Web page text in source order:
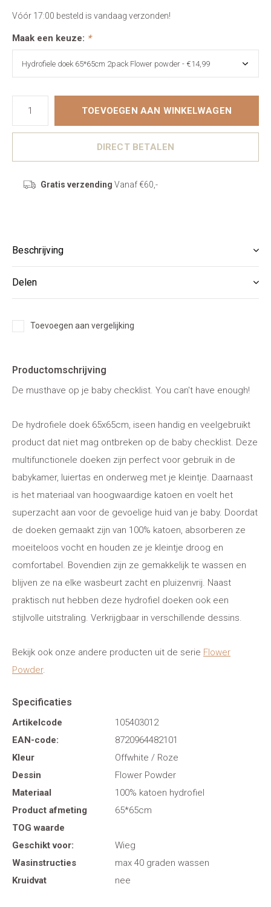
Vóór 17:00 besteld is vandaag verzonden!
Maak een keuze: *
TOEVOEGEN AAN WINKELWAGEN
DIRECT BETALEN
Gratis verzending Vanaf €60,-
Beschrijving
Delen
Toevoegen aan vergelijking
Productomschrijving
De musthave op je baby checklist. You can't have enough!
De hydrofiele doek 65x65cm, iseen handig en veelgebruikt
product dat niet mag ontbreken op de baby checklist. Deze
multifunctionele doeken zijn perfect voor gebruik in de
babykamer, luiertas en onderweg met je kleintje. Daarnaast
is het materiaal van hoogwaardige katoen en voelt het
superzacht aan voor de gevoelige huid van je baby. Doordat
de doeken gemaakt zijn van 100% katoen, absorberen ze
moeiteloos vocht en houden ze je kleintje droog en
comfortabel. Bovendien zijn ze gemakkelijk te wassen en
blijven ze na elke wasbeurt zacht en pluizenvrij. Naast
praktisch nut hebben deze hydrofiel doeken ook een
stijlvolle uitstraling. Verkrijgbaar in verschillende dessins.
Bekijk ook onze andere producten uit de serie Flower
Powder.
Specificaties
Artikelcode
105403012
EAN-code:
8720964482101
Kleur
Offwhite / Roze
Dessin
Flower Powder
Materiaal
100% katoen hydrofiel
Product afmeting
65*65cm
TOG waarde
Geschikt voor:
Wieg
Wasinstructies
max 40 graden wassen
Kruidvat
nee